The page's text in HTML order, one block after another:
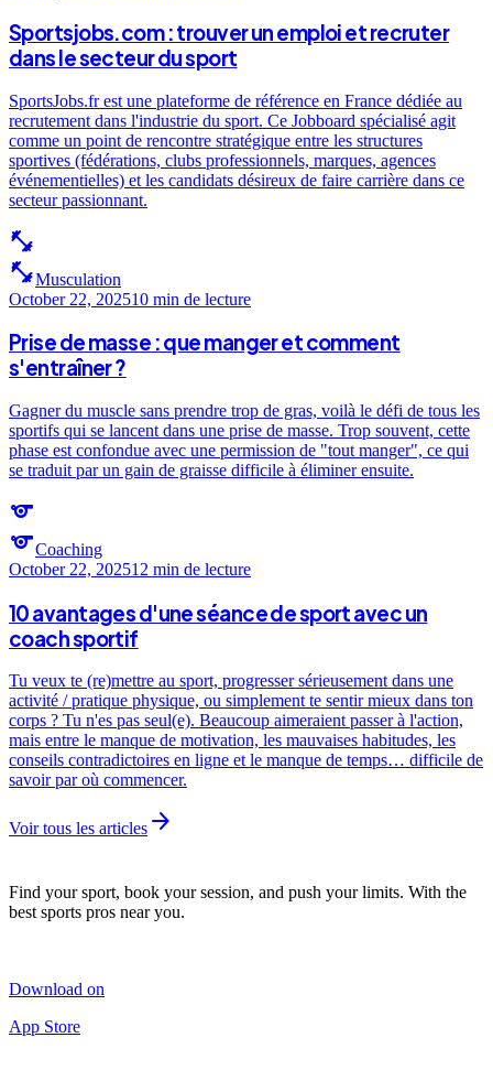
Sportsjobs.com : trouver un emploi et recruter
dans le secteur du sport
SportsJobs.fr est une plateforme de référence en France dédiée au
recrutement dans l'industrie du sport. Ce Jobboard spécialisé agit
comme un point de rencontre stratégique entre les structures
sportives (fédérations, clubs professionnels, marques, agences
événementielles) et les candidats désireux de faire carrière dans ce
secteur passionnant.
fitness_center
fitness_centerMusculation
October 22, 202510 min de lecture
Prise de masse : que manger et comment
s'entraîner ?
Gagner du muscle sans prendre trop de gras, voilà le défi de tous les
sportifs qui se lancent dans une prise de masse. Trop souvent, cette
phase est confondue avec une permission de "tout manger", ce qui
se traduit par un gain de graisse difficile à éliminer ensuite.
sports
sportsCoaching
October 22, 202512 min de lecture
10 avantages d'une séance de sport avec un
coach sportif
Tu veux te (re)mettre au sport, progresser sérieusement dans une
activité / pratique physique, ou simplement te sentir mieux dans ton
corps ? Tu n'es pas seul(e). Beaucoup aimeraient passer à l'action,
mais entre le manque de motivation, les mauvaises habitudes, les
conseils contradictoires en ligne et le manque de temps… difficile de
savoir par où commencer.
Voir tous les articles arrow_forward
Find your sport, book your session, and push your limits. With the
best sports pros near you.
Download on
App Store